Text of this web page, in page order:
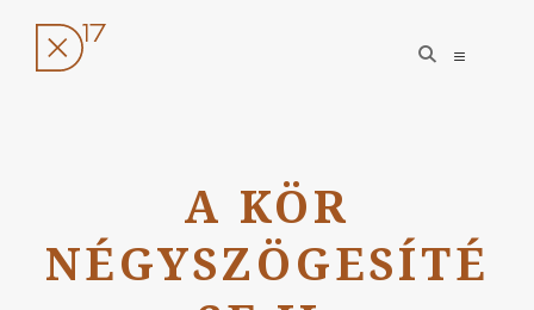
open
search
open
A KÖR
NÉGYSZÖGESÍTÉ